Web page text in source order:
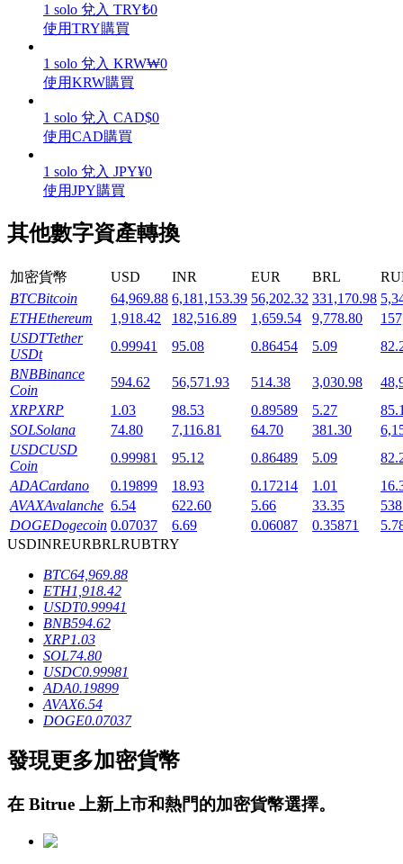
一鍵質押鎖定高收益
Launchpool
活期質押獲得熱門資產
鎖倉BTR
輕鬆獲得多重福利
借貸寶
借貸數字貨幣，及時且安全的服務
1 solo 兌入 TRY₺0
使用TRY購買
1 solo 兌入 KRW₩0
使用KRW購買
1 solo 兌入 CAD$0
使用CAD購買
1 solo 兌入 JPY¥0
使用JPY購買
其他數字資產轉換
加密貨幣 USD INR EUR BRL
BTCBitcoin 64,969.88 6,181,153.39 56,202.32 331,170.98
ETHEthereum 1,918.42 182,516.89 1,659.54 9,778.80
USDTTether
USDt
0.99941 95.08 0.86454 5.09
BNBBinance
Coin
594.62 56,571.93 514.38 3,030.98
XRPXRP 1.03 98.53 0.89589 5.27
SOLSolana 74.80 7,116.81 64.70 381.30
USDCUSD
Coin
0.99981 95.12 0.86489 5.09
ADACardano 0.19899 18.93 0.17214 1.01
AVAXAvalanche 6.54 622.60 5.66 33.35
DOGEDogecoin 0.07037 6.69 0.06087 0.35871
USDINREURBRLRUBTRY
BTC64,969.88
ETH1,918.42
USDT0.99941
BNB594.62
XRP1.03
SOL74.80
USDC0.99981
ADA0.19899
AVAX6.54
DOGE0.07037
發現更多加密貨幣
在 Bitrue 上新上市和熱門的加密貨幣選擇。